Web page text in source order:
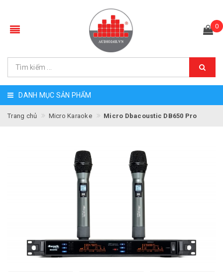
0
DANH MỤC SẢN PHẨM
Trang chủ Micro Karaoke Micro Dbacoustic DB650 Pro